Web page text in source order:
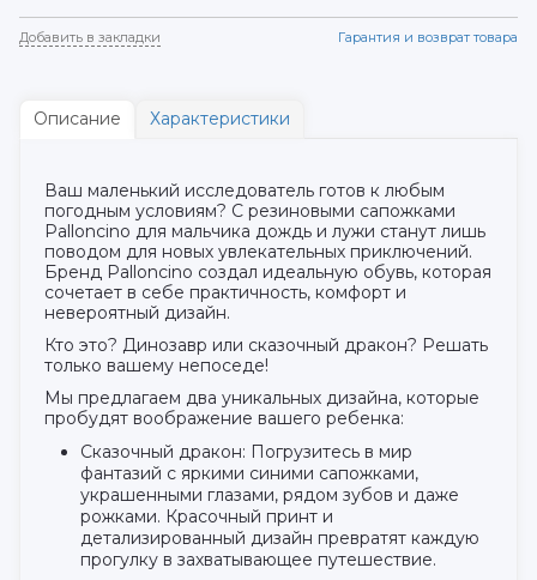
Добавить в закладки Гарантия и возврат товара
Описание Характеристики
Ваш маленький исследователь готов к любым
погодным условиям? С резиновыми сапожками
Palloncino для мальчика дождь и лужи станут лишь
поводом для новых увлекательных приключений.
Бренд Palloncino создал идеальную обувь, которая
сочетает в себе практичность, комфорт и
невероятный дизайн.
Кто это? Динозавр или сказочный дракон? Решать
только вашему непоседе!
Мы предлагаем два уникальных дизайна, которые
пробудят воображение вашего ребенка:
Сказочный дракон: Погрузитесь в мир
фантазий с яркими синими сапожками,
украшенными глазами, рядом зубов и даже
рожками. Красочный принт и
детализированный дизайн превратят каждую
прогулку в захватывающее путешествие.